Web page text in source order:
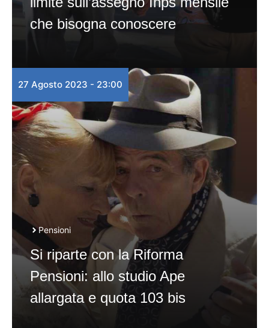
che bisogna conoscere
27 Agosto 2023 - 23:00
Pensioni
Si riparte con la Riforma
Pensioni: allo studio Ape
allargata e quota 103 bis